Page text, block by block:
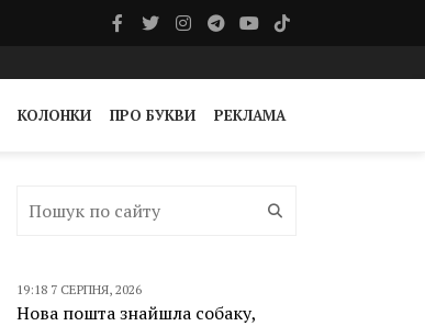
КОЛОНКИ ПРО БУКВИ РЕКЛАМА
19:18 7 СЕРПНЯ, 2026
Нова пошта знайшла собаку,